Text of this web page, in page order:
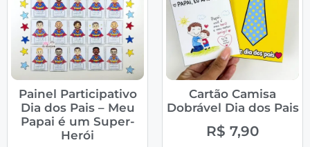
Painel Participativo
Dia dos Pais – Meu
Papai é um Super-
Herói
Cartão Camisa
Dobrável Dia dos Pais
R$ 7,90